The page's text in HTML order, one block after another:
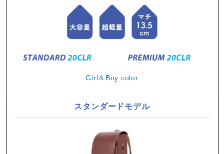
Girl＆Boy color
スタンダードモデル